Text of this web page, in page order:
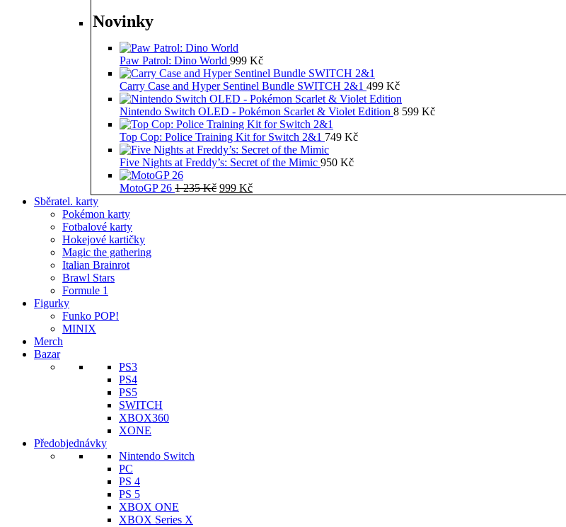
Novinky
Paw Patrol: Dino World 999 Kč
Carry Case and Hyper Sentinel Bundle SWITCH 2&1 499 Kč
Nintendo Switch OLED - Pokémon Scarlet & Violet Edition 8 599 Kč
Top Cop: Police Training Kit for Switch 2&1 749 Kč
Five Nights at Freddy’s: Secret of the Mimic 950 Kč
MotoGP 26 1 235Kč Původní
999 KčAktuální
Sběratel. karty
Pokémon karty
Fotbalové karty
Hokejové kartičky
Magic the gathering
Italian Brainrot
Brawl Stars
Formule 1
Figurky
Funko POP!
MINIX
Merch
Bazar
PS3
PS4
PS5
SWITCH
XBOX360
XONE
Předobjednávky
Nintendo Switch
PC
PS 4
PS 5
XBOX ONE
XBOX Series X